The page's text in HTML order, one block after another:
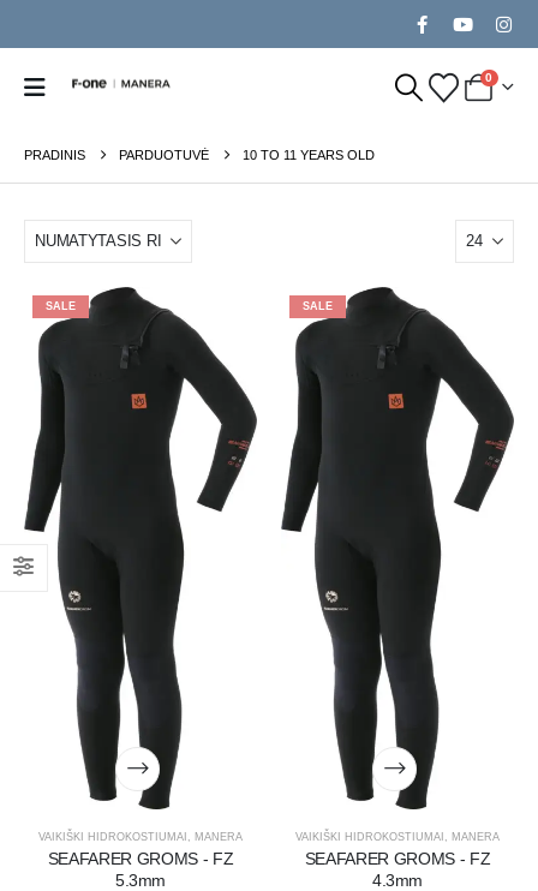
0
PRADINIS PARDUOTUVĖ 10 TO 11 YEARS OLD
SALE
VAIKIŠKI HIDROKOSTIUMAI MANERA
SEAFARER GROMS - FZ
5.3mm
SALE
VAIKIŠKI HIDROKOSTIUMAI MANERA
SEAFARER GROMS - FZ
4.3mm